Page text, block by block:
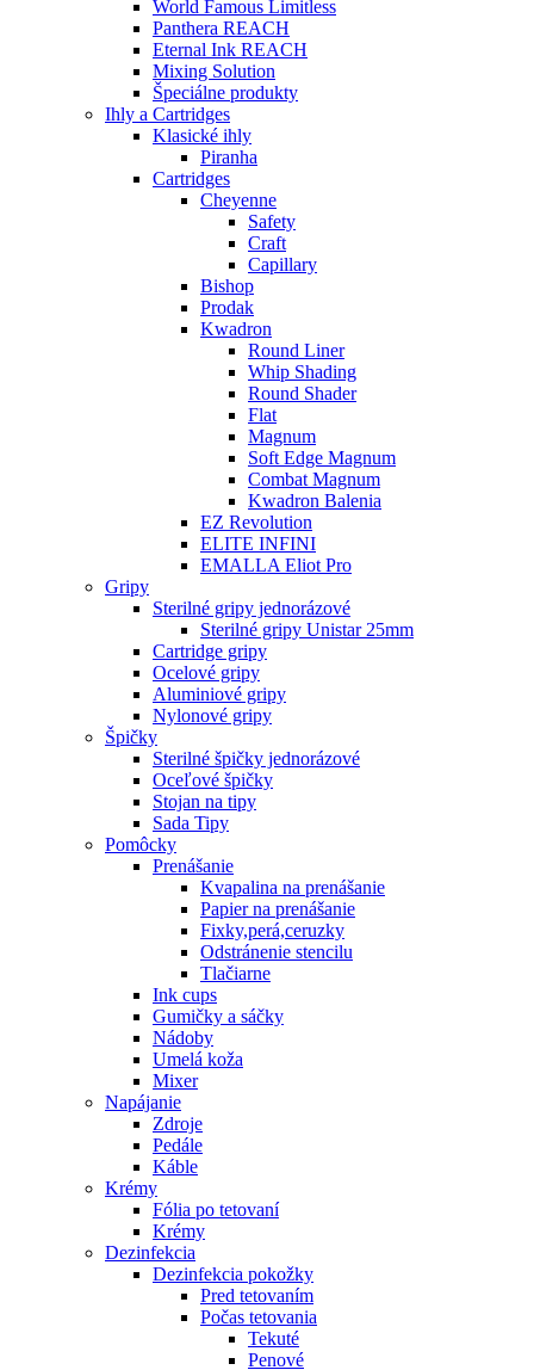
World Famous Limitless
Panthera REACH
Eternal Ink REACH
Mixing Solution
Špeciálne produkty
Ihly a Cartridges
Klasické ihly
Piranha
Cartridges
Cheyenne
Safety
Craft
Capillary
Bishop
Prodak
Kwadron
Round Liner
Whip Shading
Round Shader
Flat
Magnum
Soft Edge Magnum
Combat Magnum
Kwadron Balenia
EZ Revolution
ELITE INFINI
EMALLA Eliot Pro
Gripy
Sterilné gripy jednorázové
Sterilné gripy Unistar 25mm
Cartridge gripy
Ocelové gripy
Aluminiové gripy
Nylonové gripy
Špičky
Sterilné špičky jednorázové
Oceľové špičky
Stojan na tipy
Sada Tipy
Pomôcky
Prenášanie
Kvapalina na prenášanie
Papier na prenášanie
Fixky,perá,ceruzky
Odstránenie stencilu
Tlačiarne
Ink cups
Gumičky a sáčky
Nádoby
Umelá koža
Mixer
Napájanie
Zdroje
Pedále
Káble
Krémy
Fólia po tetovaní
Krémy
Dezinfekcia
Dezinfekcia pokožky
Pred tetovaním
Počas tetovania
Tekuté
Penové